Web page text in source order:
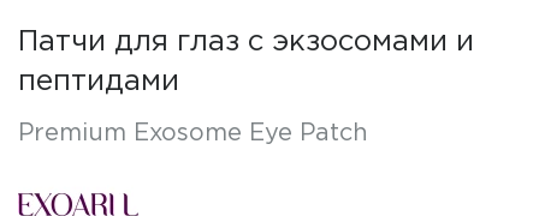
Патчи для глаз с экзосомами и
пептидами
Premium Exosome Eye Patch